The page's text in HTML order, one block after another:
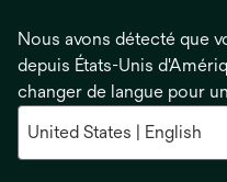
Nous avons détecté que
depuis États-Unis
changer de langue pour